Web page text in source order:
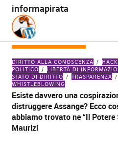
informapirata
TAG:WIKILEAKS
DIRITTO ALLA CONOSCENZA
POLITICO
LIBERTÀ DI
STATO DI DIRITTO
TRASPARENZA
WHISTLEBLOWING
Esiste davvero una
distruggere Assange? Ecco
abbiamo trovato ne “Il Potere
Maurizi